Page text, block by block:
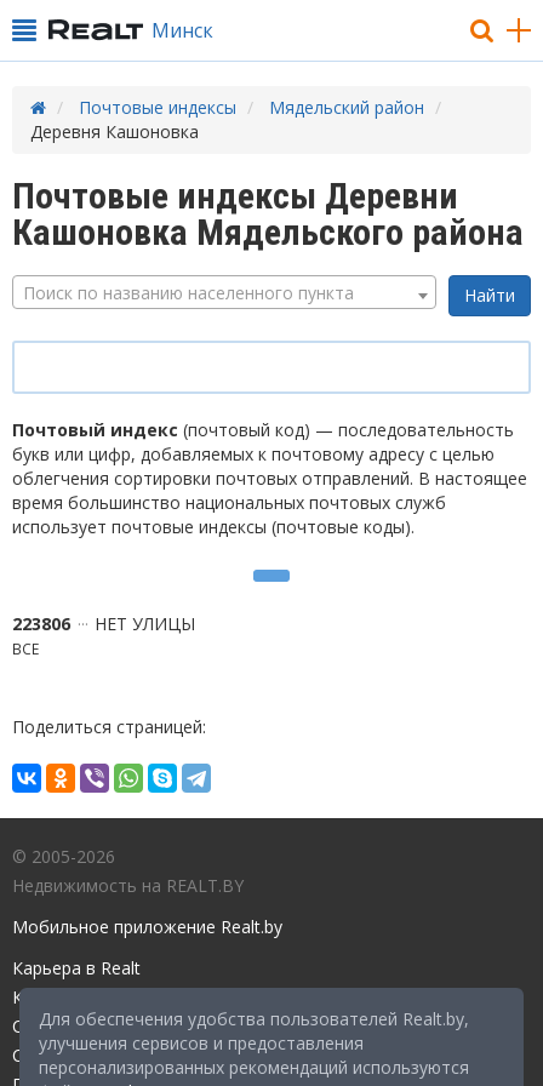
Для обеспечения удобства пользователей Realt.by,
улучшения сервисов и предоставления
персонализированных рекомендаций используются
Минск
Почтовые индексы
Мядельский район
Деревня Кашоновка
Почтовые индексы Деревни
Кашоновка Мядельского района
Поиск по названию населенного пункта
Почтовый индекс (почтовый код) — последовательность
букв или цифр, добавляемых к почтовому адресу с целью
облегчения сортировки почтовых отправлений. В настоящее
время большинство национальных почтовых служб
использует почтовые индексы (почтовые коды).
223806 НЕТ УЛИЦЫ
ВСЕ
Поделиться страницей:
© 2005-2026
Недвижимость на REALT.BY
Мобильное приложение Realt.by
Карьера в Realt
Контакты редакции
Справочный центр
Служба поддержки